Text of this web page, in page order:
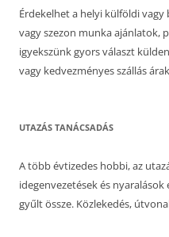
Érdekelhet a helyi külföldi
vagy szezon munka ajánlatok,
igyekszünk gyors választ
vagy kedvezményes szállás
UTAZÁS TANÁCSADÁS
A több évtizedes hobbi, az
idegenvezetések és
gyűlt össze. Közlekedés,